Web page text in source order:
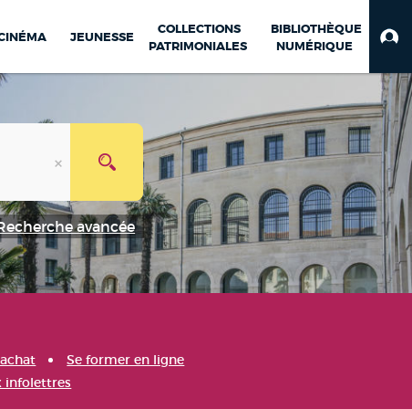
JEUNESSE
COLLECTIONS
PATRIMONIALES
BIBLIOTHÈQUE
NUMÉRIQUE
avancée
Se former en ligne
infolettres